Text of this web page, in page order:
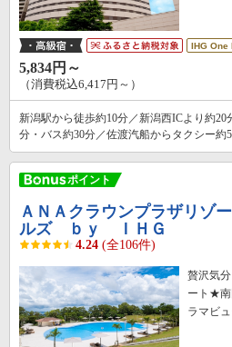
IHG One
5,834円～
（消費税込6,417円～）
新潟駅から徒歩約10分／新潟西ICより約
分・バス約30分／佐渡汽船からタクシー約
ＡＮＡクラウンプラザリゾ
ルズ ｂｙ ＩＨＧ
4.24 (全106件)
贅沢気
ート★南
ラマビ